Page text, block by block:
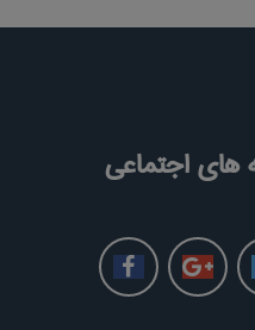
های اجتماعی